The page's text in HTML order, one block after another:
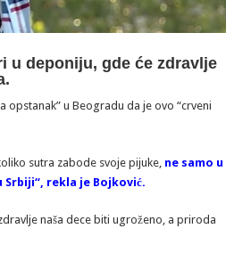
u deponiju, gde će zdravlje
opstanak” u Beogradu da je ovo “crveni
sutra zabode svoje pijuke, ne samo u
Srbiji“, rekla je Bojković.
naša dece biti ugroženo, a priroda